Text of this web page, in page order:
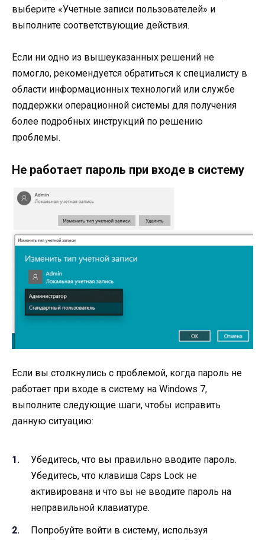
выберите «Учетные записи пользователей» и
выполните соответствующие действия.
Если ни одно из вышеуказанных решений не
помогло, рекомендуется обратиться к специалисту в
области информационных технологий или службе
поддержки операционной системы для получения
более подробных инструкций по решению
проблемы.
Не работает пароль при входе в систему
Если вы столкнулись с проблемой, когда пароль не
работает при входе в систему на Windows 7,
выполните следующие шаги, чтобы исправить
данную ситуацию:
Убедитесь, что вы правильно вводите пароль.
Убедитесь, что клавиша Caps Lock не
активирована и что вы не вводите пароль на
неправильной клавиатуре.
Попробуйте войти в систему, используя